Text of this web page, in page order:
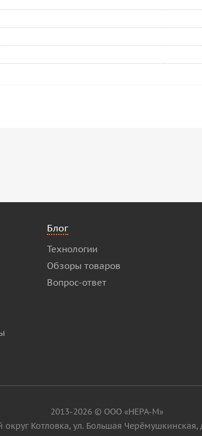
Блог
Технологии
Обзоры товаров
Вопрос-ответ
2013-2026 © ООО «НЕРА-М»
Котловка, ул. Большая Черёмушкинская,